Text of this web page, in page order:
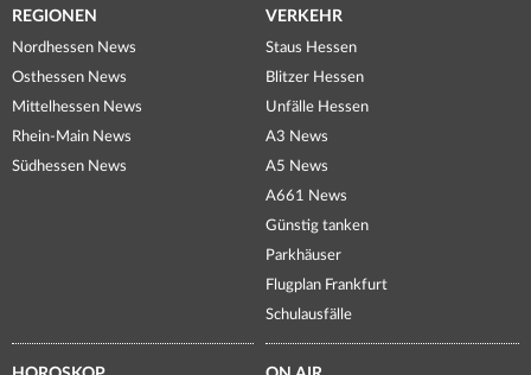
REGIONEN
Nordhessen News
Osthessen News
Mittelhessen News
Rhein-Main News
Südhessen News
VERKEHR
Staus Hessen
Blitzer Hessen
Unfälle Hessen
A3 News
A5 News
A661 News
Günstig tanken
Parkhäuser
Flugplan Frankfurt
Schulausfälle